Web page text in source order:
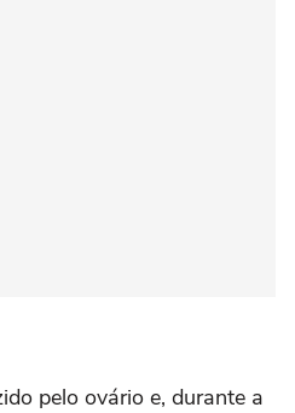
pelo ovário e, durante a